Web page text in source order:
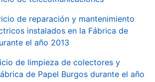
de reparación y mantenimiento
instalados en la Fábrica de
el año 2013
de limpieza de colectores y
de Papel Burgos durante el año